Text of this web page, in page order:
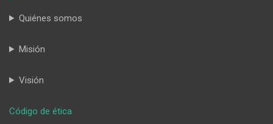
Quiénes somos
Misión
Visión
Código de ética